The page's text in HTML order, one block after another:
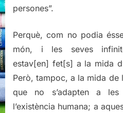
persones”.
Perquè, com no podia
món, i les seves
estav[en] fet[s] a la mida
Però, tampoc, a la mida de
que no s’adapten a les
l’existència humana; a